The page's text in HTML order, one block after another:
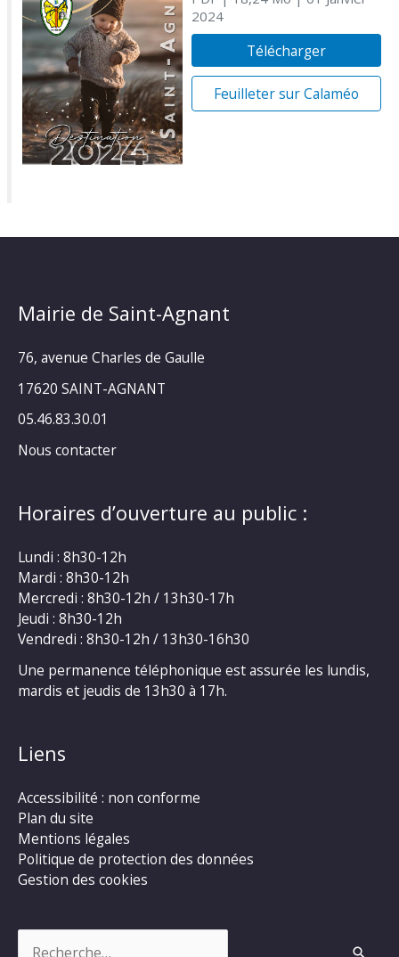
2024
Télécharger
Feuilleter sur Calaméo
Mairie de Saint-Agnant
76, avenue Charles de Gaulle
17620 SAINT-AGNANT
05.46.83.30.01
Nous contacter
Horaires d’ouverture au public :
Lundi : 8h30-12h
Mardi : 8h30-12h
Mercredi : 8h30-12h / 13h30-17h
Jeudi : 8h30-12h
Vendredi : 8h30-12h / 13h30-16h30
Une permanence téléphonique est assurée les lundis,
mardis et jeudis de 13h30 à 17h.
Liens
Accessibilité : non conforme
Plan du site
Mentions légales
Politique de protection des données
Gestion des cookies